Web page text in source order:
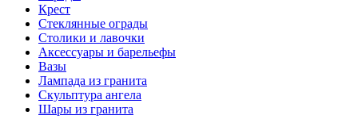
Крест
Стеклянные ограды
Столики и лавочки
Аксессуары и барельефы
Вазы
Лампада из гранита
Скульптура ангела
Шары из гранита